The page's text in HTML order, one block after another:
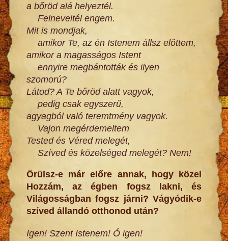
a bőröd alá helyeztél.
Felneveltél engem.
Mit is mondjak,
amikor Te, az én Istenem állsz előttem,
amikor a magasságos Istent
ennyire megbántották és ilyen
szomorú?
Látod? A Te bőröd alatt vagyok,
pedig csak egyszerű,
agyagból való teremtmény vagyok.
Vajon megérdemeltem
Tested és Véred melegét,
Szíved és közelséged melegét? Nem!
Örülsz-e már előre annak, hogy közel
Hozzám, az égben fogsz lakni, és
Világosságban fogsz járni? Vágyódik-e
szíved állandó otthonod után?
Igen! Szent Istenem! Ó igen!